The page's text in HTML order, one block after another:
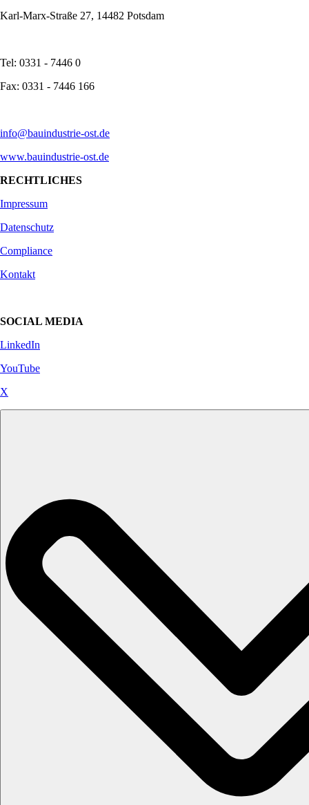
Karl-Marx-Straße 27, 14482 Potsdam
Tel: 0331 - 7446 0
Fax: 0331 - 7446 166
info@bauindustrie-ost.de
www.bauindustrie-ost.de
RECHTLICHES
Impressum
Datenschutz
Compliance
Kontakt
SOCIAL MEDIA
LinkedIn
YouTube
X